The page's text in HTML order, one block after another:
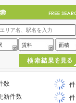
賃料 面積
数
件
新件数
件